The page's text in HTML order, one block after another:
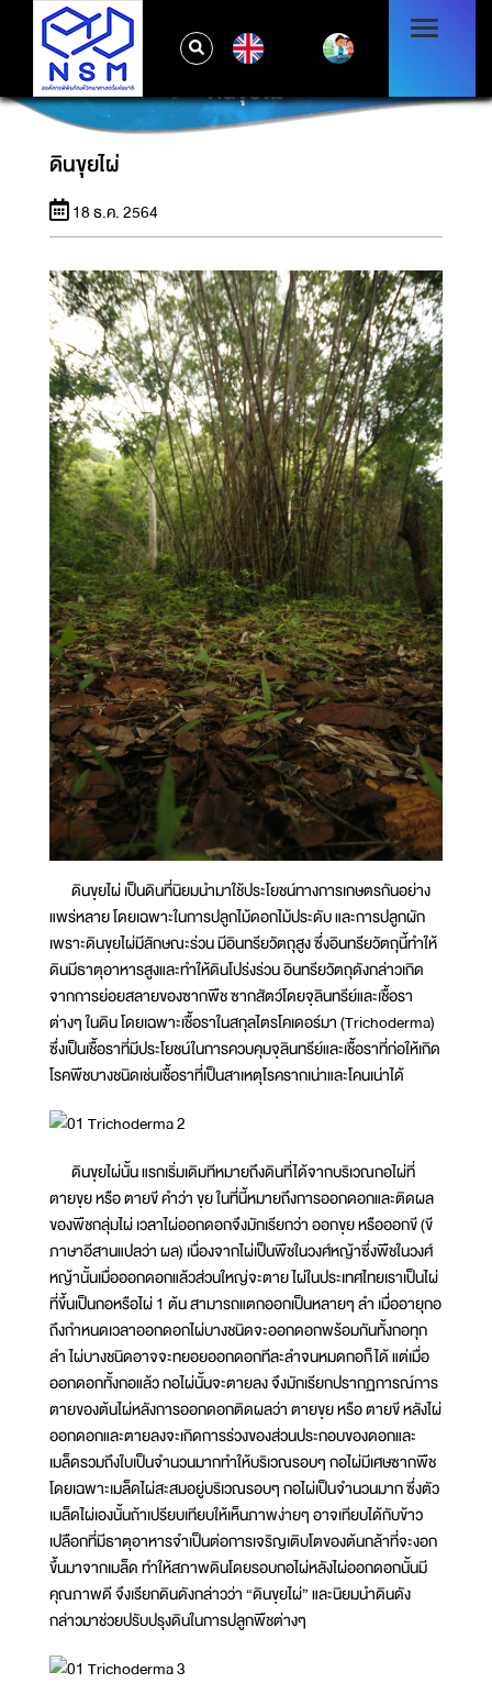
ดินขุยไผ่
ดินขุยไผ่
18 ธ.ค. 2564
ดินขุยไผ่ เป็นดินที่นิยมนำมาใช้ประโยชน์ทางการเกษตรกันอย่าง
แพร่หลาย โดยเฉพาะในการปลูกไม้ดอกไม้ประดับ และการปลูกผัก
เพราะดินขุยไผ่มีลักษณะร่วน มีอินทรียวัตถุสูง ซึ่งอินทรียวัตถุนี้ทำให้
ดินมีธาตุอาหารสูงและทำให้ดินโปร่งร่วน อินทรียวัตถุดังกล่าวเกิด
จากการย่อยสลายของซากพืช ซากสัตว์โดยจุลินทรีย์และเชื้อรา
ต่างๆ ในดิน โดยเฉพาะเชื้อราในสกุลไตรโคเดอร์มา (Trichoderma)
ซึ่งเป็นเชื้อราที่มีประโยชน์ในการควบคุมจุลินทรีย์และเชื้อราที่ก่อให้เกิด
โรคพืชบางชนิดเช่นเชื้อราที่เป็นสาเหตุโรครากเน่าและโคนเน่าได้
ดินขุยไผ่นั้น แรกเริ่มเดิมทีหมายถึงดินที่ได้จากบริเวณกอไผ่ที่
ตายขุย หรือ ตายขี คำว่า ขุย ในที่นี้หมายถึงการออกดอกและติดผล
ของพืชกลุ่มไผ่ เวลาไผ่ออกดอกจึงมักเรียกว่า ออกขุย หรือออกขี (ขี
ภาษาอีสานแปลว่า ผล) เนื่องจากไผ่เป็นพืชในวงศ์หญ้าซึ่งพืชในวงศ์
หญ้านั้นเมื่อออกดอกแล้วส่วนใหญ่จะตาย ไผ่ในประเทศไทยเราเป็นไผ่
ที่ขึ้นเป็นกอหรือไผ่ 1 ต้น สามารถแตกออกเป็นหลายๆ ลำ เมื่ออายุกอ
ถึงกำหนดเวลาออกดอกไผ่บางชนิดจะออกดอกพร้อมกันทั้งกอทุก
ลำ ไผ่บางชนิดอาจจะทยอยออกดอกทีละลำจนหมดกอก็ได้ แต่เมื่อ
ออกดอกทั้งกอแล้ว กอไผ่นั้นจะตายลง จึงมักเรียกปรากฏการณ์การ
ตายของต้นไผ่หลังการออกดอกติดผลว่า ตายขุย หรือ ตายขี หลังไผ่
ออกดอกและตายลงจะเกิดการร่วงของส่วนประกอบของดอกและ
เมล็ดรวมถึงใบเป็นจำนวนมากทำให้บริเวณรอบๆ กอไผ่มีเศษซากพืช
โดยเฉพาะเมล็ดไผ่สะสมอยู่บริเวณรอบๆ กอไผ่เป็นจำนวนมาก ซึ่งตัว
เมล็ดไผ่เองนั้นถ้าเปรียบเทียบให้เห็นภาพง่ายๆ อาจเทียบได้กับข้าว
เปลือกที่มีธาตุอาหารจำเป็นต่อการเจริญเติบโตของต้นกล้าที่จะงอก
ขึ้นมาจากเมล็ด ทำให้สภาพดินโดยรอบกอไผ่หลังไผ่ออกดอกนั้นมี
คุณภาพดี จึงเรียกดินดังกล่าวว่า “ดินขุยไผ่” และนิยมนำดินดัง
กล่าวมาช่วยปรับปรุงดินในการปลูกพืชต่างๆ